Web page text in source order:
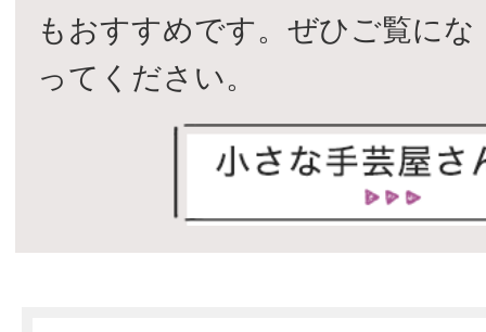
もおすすめです。ぜひご覧にな
ってください。